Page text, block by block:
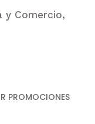
y Comercio,
PROMOCIONES